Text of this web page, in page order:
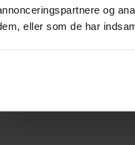
og
eller som de har